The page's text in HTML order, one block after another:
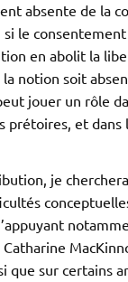
absente de la
le
en abolit la
la notion soit
jouer un rôle
prétoires, et dans
je
que sur certains